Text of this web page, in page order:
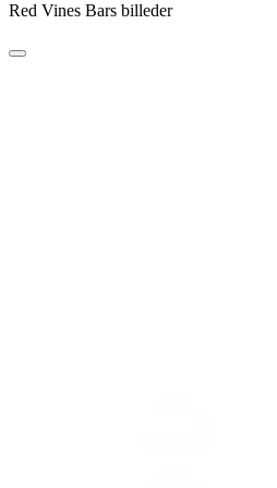
Red Vines Bars billeder